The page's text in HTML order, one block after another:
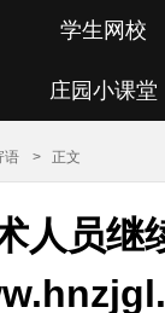
学生网校
庄园小课堂
语 > 正文
人员继